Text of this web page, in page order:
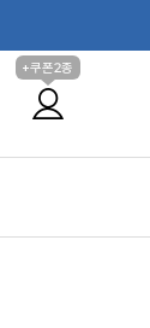
+쿠폰2종